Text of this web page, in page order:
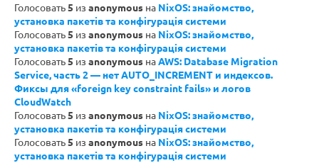
Голосовать5 из anonymous на NixOS: знайомство,
установка пакетів та конфігурація системи
Голосовать5 из anonymous на NixOS: знайомство,
установка пакетів та конфігурація системи
Голосовать5 из anonymous наAWS: Database Migration
Service, часть 2 — нет AUTO_INCREMENT и индексов.
Фиксы для «foreign key constraint fails» и логов
CloudWatch
Голосовать5 из anonymous на NixOS: знайомство,
установка пакетів та конфігурація системи
Голосовать5 из anonymous на NixOS: знайомство,
установка пакетів та конфігурація системи